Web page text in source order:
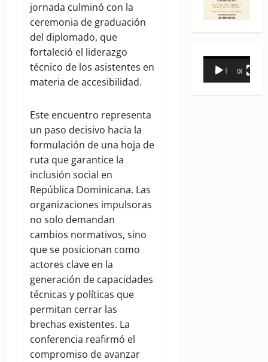
jornada culminó con la
ceremonia de graduación
del diplomado, que
fortaleció el liderazgo
técnico de los asistentes en
materia de accesibilidad.
Este encuentro representa
un paso decisivo hacia la
formulación de una hoja de
ruta que garantice la
inclusión social en
República Dominicana. Las
organizaciones impulsoras
no solo demandan
cambios normativos, sino
que se posicionan como
actores clave en la
generación de capacidades
técnicas y políticas que
permitan cerrar las
brechas existentes. La
conferencia reafirmó el
compromiso de avanzar
Reproductor
00:00 00:31